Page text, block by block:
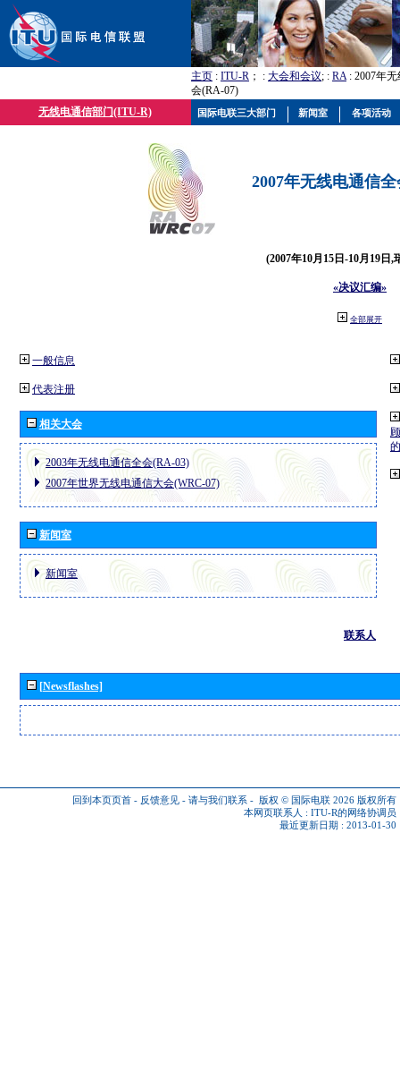
主页 : ITU-R ； : 大会和会议; : RA: 2007年
会(RA-07)
无线电通信部门(ITU-R)
2007年无线电通信
(2007年10月15日-10月19日,
«决议汇编»
全部展开
一般信息
代表注册
相关大会
2003年无线电通信全会(RA-03)
2007年世界无线电通信大会(WRC-07)
新闻室
新闻室
联系人
[Newsflashes]
回到本页页首 - 反馈意见 - 请与我们联系 - 版权 © 国际电联 2026 版权所有
本网页联系人 : ITU-R的网络协调员
最近更新日期 : 2013-01-30
国际电联三大部门 新闻室 各项活动